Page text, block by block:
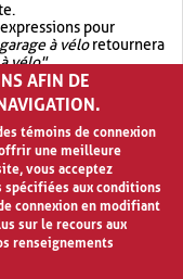
pour
garage à véloretournera
vélo".
OR.garage OR vélo
garage à vélo
AFIN DE
témoins de connexion
une meilleure
vous acceptez
aux conditions
connexion en modifiant
sur le recours aux
renseignements